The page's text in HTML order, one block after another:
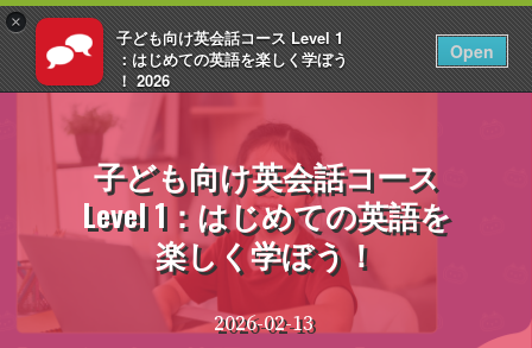
×
子ども向け英会話コース Level 1
：はじめての英語を楽しく学ぼう
！ 2026
EnglishCentral
Open
ログイン JA
コ
ス
子ども向け英会話コース
Level 1：はじめての英語を
楽しく学ぼう！
2026-02-13